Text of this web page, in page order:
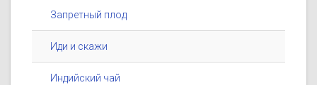
Запретный плод
Иди и скажи
Индийский чай